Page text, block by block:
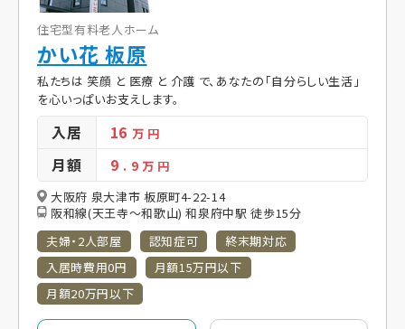
住宅型有料老人ホーム
かい花 板原
私たちは 笑顔 と 医療 と 介護 で、あなたの「自分らしい生活」
を心いっぱいお支えします。
入居 16万 円
月額 9 . 9 万 円
大阪府 泉大津市 板原町4-22-14
阪和線(天王寺～和歌山) 和泉府中駅 徒歩15分
夫婦・2人部屋
認知症可
終末期対応
入居時費用0円
月額15万円以下
月額20万円以下